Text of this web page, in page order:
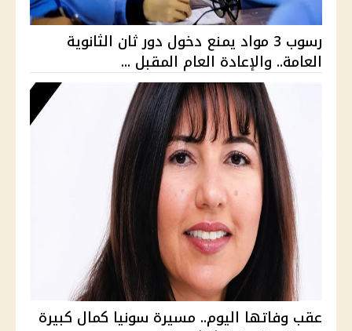
رسوب 3 مواد يمنع دخول دور ثان الثانوية
العامة.. والإعادة العام المقبل ...
عقب وفاتها اليوم.. مسيرة سونيا كمال كبيرة